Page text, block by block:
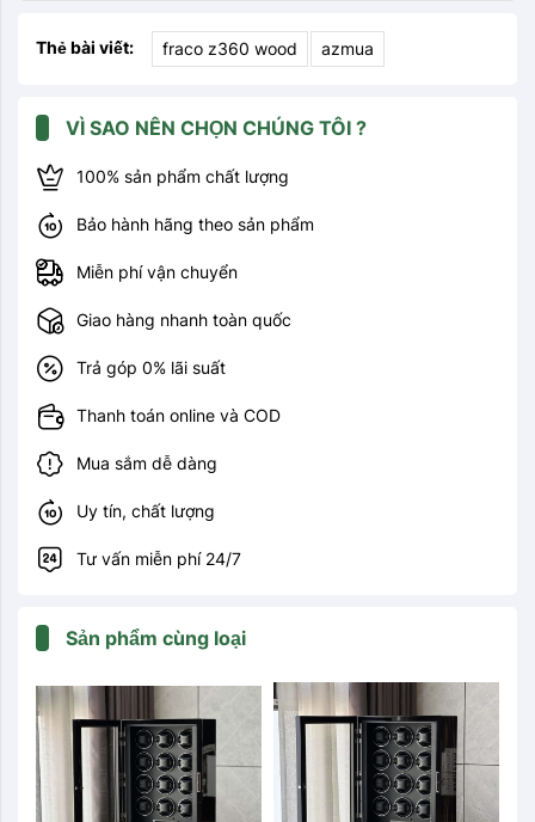
Thẻ bài viết: fraco z360 wood azmua
VÌ SAO NÊN CHỌN CHÚNG TÔI ?
100% sản phẩm chất lượng
Bảo hành hãng theo sản phẩm
Miễn phí vận chuyển
Giao hàng nhanh toàn quốc
Trả góp 0% lãi suất
Thanh toán online và COD
Mua sắm dễ dàng
Uy tín, chất lượng
Tư vấn miễn phí 24/7
Sản phẩm cùng loại